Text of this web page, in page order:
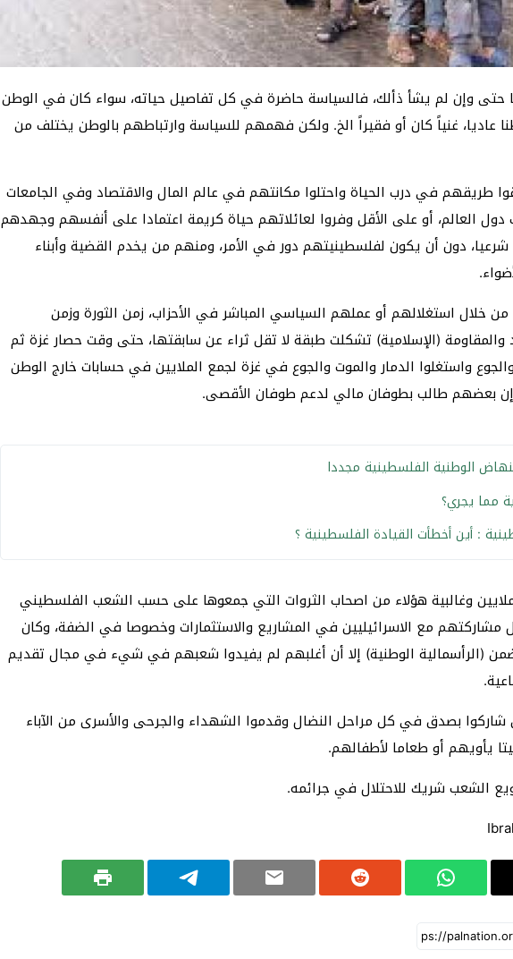
حتى وإن لم يشأ ذألك، فالسياسة حاضرة في كل تفاصيل حياته، سواء كان في الوطن
عاديا، غنياً كان أو فقيراً الخ. ولكن فهمهم للسياسة وارتباطهم بالوطن يختلف من
طريقهم في درب الحياة واحتلوا مكانتهم في عالم المال والاقتصاد وفي الجامعات
دول العالم، أو على الأقل وفروا لعائلاتهم حياة كريمة اعتمادا على أنفسهم وجهدهم
دون أن يكون لفلسطينيتهم دور في الأمر، ومنهم من يخدم القضية وأبناء
خلال استغلالهم أو عملهم السياسي المباشر في الأحزاب، زمن الثورة وزمن
(الإسلامية) تشكلت طبقة لا تقل ثراء عن سابقتها، حتى وقت حصار غزة ثم
واستغلوا الدمار والموت والجوع في غزة لجمع الملايين في حسابات خارج الوطن
بعضهم طالب بطوفان مالي لدعم طوفان الأقصى.
الوطنية الفلسطينية مجددا
مما يجري؟
: أين أخطأت القيادة الفلسطينية ؟
وغالبية هؤلاء من اصحاب الثروات التي جمعوها على حسب الشعب الفلسطيني
مع الاسرائيليين في المشاريع والاستثمارات وخصوصا في الضفة، وكان
(الرأسمالية الوطنية) إلا أن أغلبهم لم يفيدوا شعبهم في شيء في مجال تقديم
بصدق في كل مراحل النضال وقدموا الشهداء والجرحى والأسرى من الآباء
يأويهم أو طعاما لأطفالهم.
الشعب شريك للاحتلال في جرائمه.